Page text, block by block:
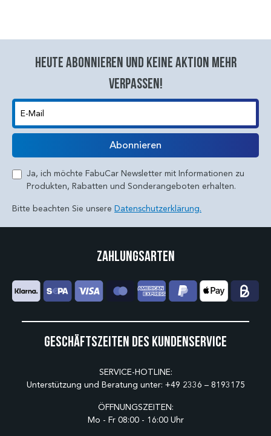
Heute abonnieren und keine aktion mehr
verpassen!
E-Mail
Abonnieren
Ja, ich möchte FabuCar Newsletter mit Informationen zu
Produkten, Rabatten und Sonderangeboten erhalten.
Bitte beachten Sie unsere Datenschutzerklärung.
Geschäftszeiten des Kundenservice
SERVICE-HOTLINE:
Unterstützung und Beratung unter: +49 2336 – 8193175
ÖFFNUNGSZEITEN:
Mo - Fr 08:00 - 16:00 Uhr
Zahlungsarten